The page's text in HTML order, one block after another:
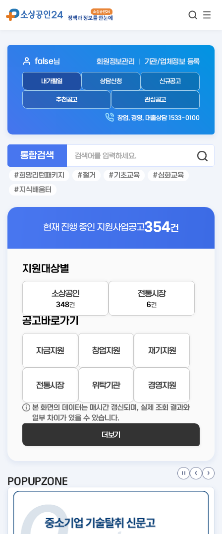
보기
아
웃
로
인
false님 회원정보관리 기관/업체정보 등록
내가할일 상담신청 신규공고
추천공고 관심공고
창업, 경영, 대출상담 1533-0100
통합검색
희망리턴패키지 철거 기초교육
심화교육
지식배움터
현재 진행 중인 지원사업공고354건
지원대상별
소상공인
348건
전통시장
6건
공고바로가기
자금지원 창업지원 재기지원
전통시장 위탁기관 경영지원
본 화면의 데이터는 매시간 갱신되며, 실제 조회 결과와
일부 차이가 있을 수 있습니다.
더보기
POPUPZONE